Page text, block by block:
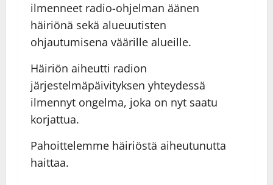
ilmenneet radio-ohjelman äänen
häiriönä sekä alueuutisten
ohjautumisena väärille alueille.
Häiriön aiheutti radion
järjestelmäpäivityksen yhteydessä
ilmennyt ongelma, joka on nyt saatu
korjattua.
Pahoittelemme häiriöstä aiheutunutta
haittaa.